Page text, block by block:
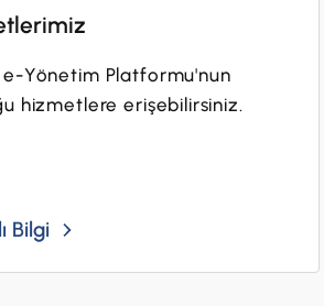
e-Yönetim Platformu'nun
hizmetlere erişebilirsiniz.
Bilgi